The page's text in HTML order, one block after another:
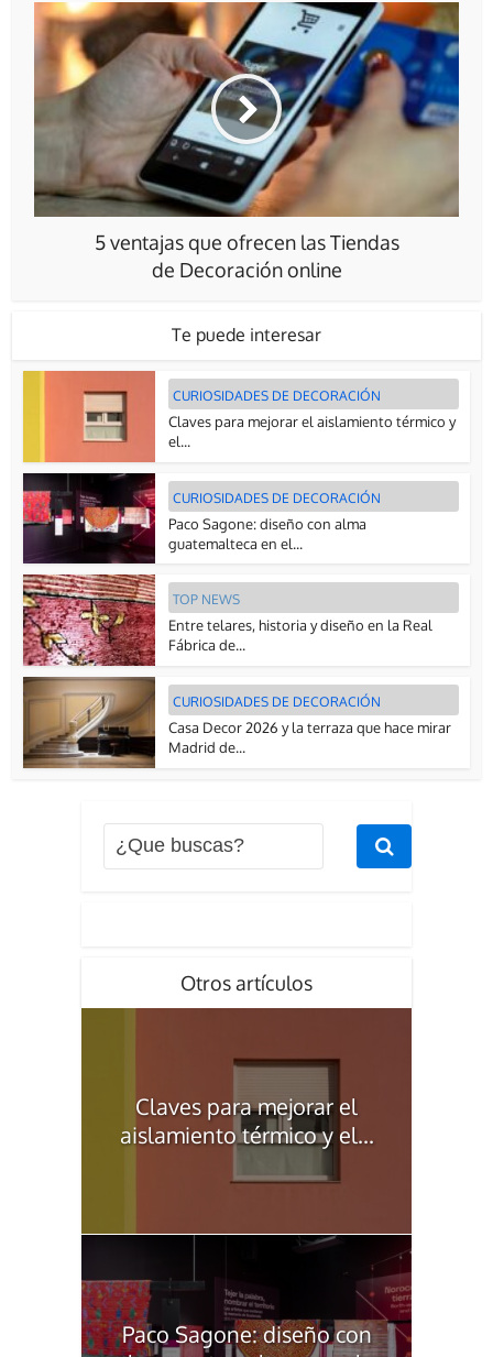
5 ventajas que ofrecen las Tiendas
de Decoración online
Te puede interesar
CURIOSIDADES DE DECORACIÓN
Claves para mejorar el aislamiento térmico y
el...
CURIOSIDADES DE DECORACIÓN
Paco Sagone: diseño con alma
guatemalteca en el...
TOP NEWS
Entre telares, historia y diseño en la Real
Fábrica de...
CURIOSIDADES DE DECORACIÓN
Casa Decor 2026 y la terraza que hace mirar
Madrid de...
Otros artículos
Claves para mejorar el
aislamiento térmico y el...
Paco Sagone: diseño con